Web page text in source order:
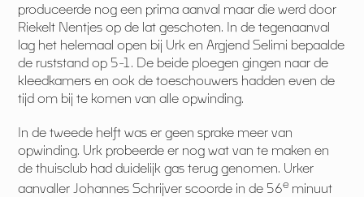
produceerde nog een prima aanval maar die werd door
Riekelt Nentjes op de lat geschoten. In de tegenaanval
lag het helemaal open bij Urk en Argjend Selimi bepaalde
de ruststand op 5-1. De beide ploegen gingen naar de
kleedkamers en ook de toeschouwers hadden even de
tijd om bij te komen van alle opwinding.
In de tweede helft was er geen sprake meer van
opwinding. Urk probeerde er nog wat van te maken en
de thuisclub had duidelijk gas terug genomen. Urker
aanvaller Johannes Schrijver scoorde in de 56e minuut